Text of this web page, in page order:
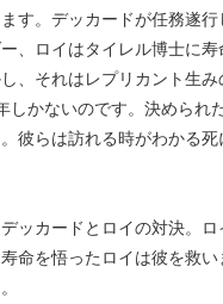
す。デッカードが任務遂
、ロイはタイレル博士に
、それはレプリカント生
しかないのです。決められ
彼らは訪れる時がわかる
ッカードとロイの対決。
命を悟ったロイは彼を救